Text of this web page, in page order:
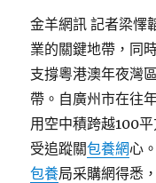
金羊網訊 記者梁懌
業的關鍵地帶，同
支撐粵港澳年夜灣
帶。自廣州市在往
用空中積跨越100
受追蹤關包養網心
包養局采購網得悉